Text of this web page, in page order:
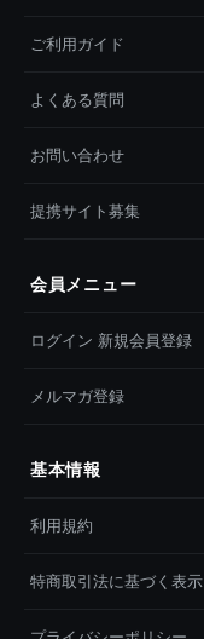
ご利用ガイド
よくある質問
お問い合わせ
提携サイト募集
会員メニュー
ログイン 新規会員登録
メルマガ登録
基本情報
利用規約
特商取引法に基づく表示